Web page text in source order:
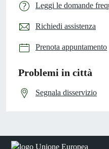
Leggi le domande
Richiedi assistenza
Prenota appuntamento
Problemi in città
Segnala disservizio